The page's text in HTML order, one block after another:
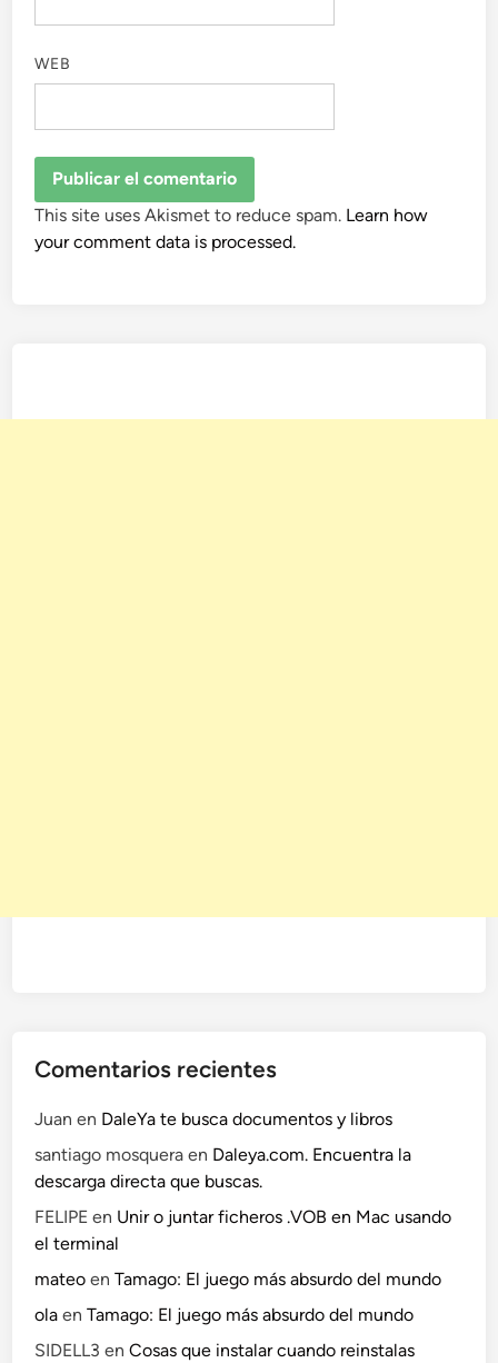
WEB
This site uses Akismet to reduce spam. Learn how
your comment data is processed.
Comentarios recientes
Juan en DaleYa te busca documentos y libros
santiago mosquera en Daleya.com. Encuentra la
descarga directa que buscas.
FELIPE en Unir o juntar ficheros .VOB en Mac usando
el terminal
mateo enTamago: El juego más absurdo del mundo
ola enTamago: El juego más absurdo del mundo
SIDELL3 enCosas que instalar cuando reinstalas